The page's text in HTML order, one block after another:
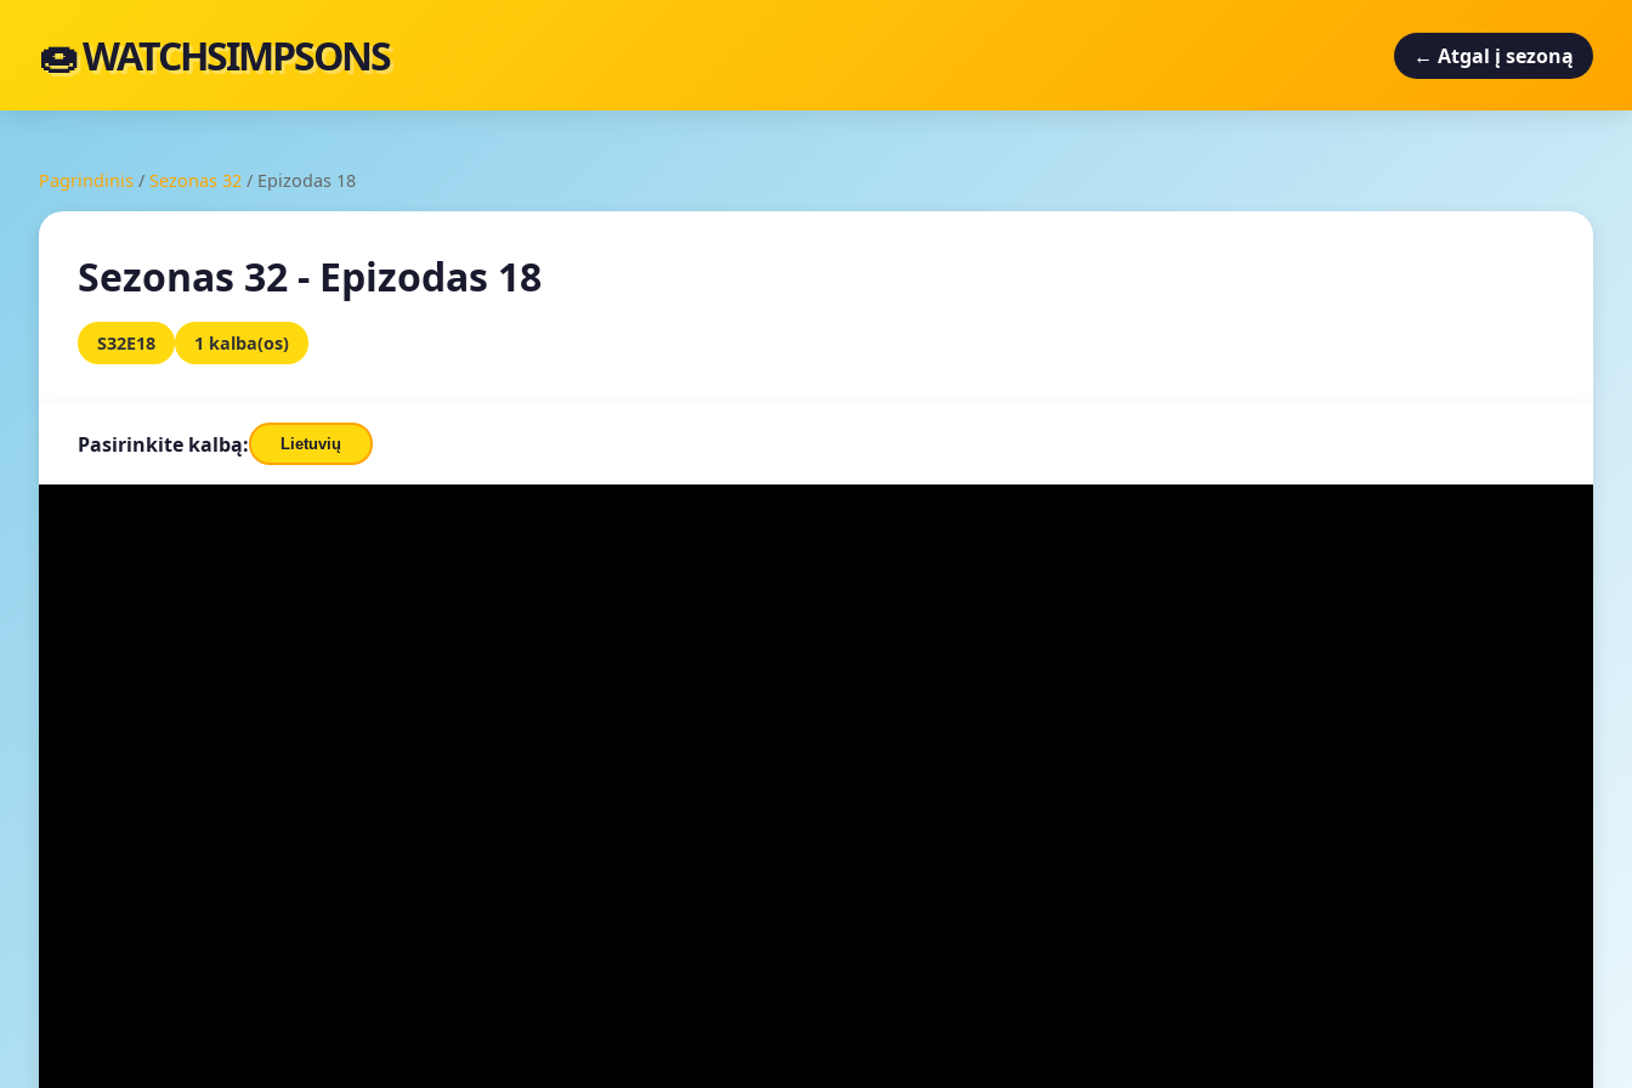
🍩 WATCHSIMPSONS ← Atgal į sezoną
Pagrindinis / Sezonas 32 / Epizodas 18
Sezonas 32 - Epizodas 18
S32E18 1 kalba(os)
Pasirinkite kalbą: Lietuvių